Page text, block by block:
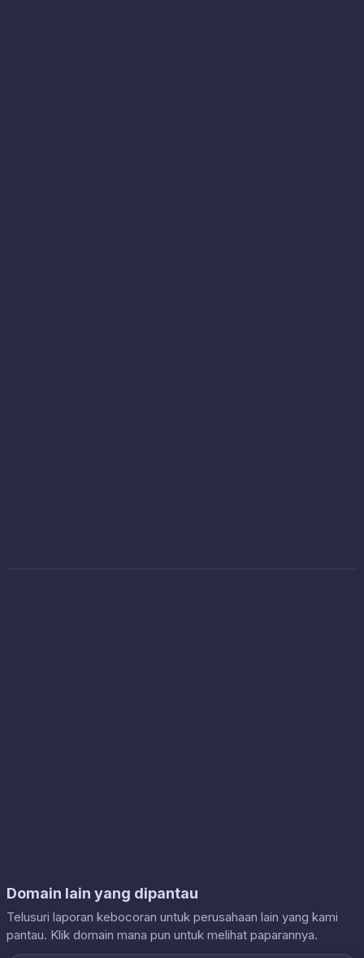
Domain lain yang dipantau
Telusuri laporan kebocoran untuk perusahaan lain yang kami
pantau. Klik domain mana pun untuk melihat paparannya.